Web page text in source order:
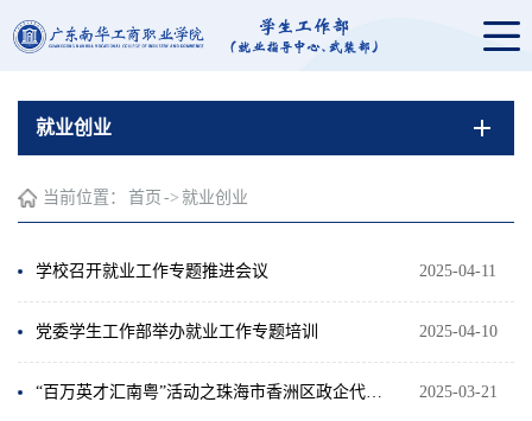
就业创业
当前位置： 首页 -> 就业创业
2025-04-11
学校召开就业工作专题推进会议
2025-04-10
党委学生工作部举办就业工作专题培训
2025-03-21
“百万英才汇南粤”活动之珠海市香洲区政企代表团到访我校